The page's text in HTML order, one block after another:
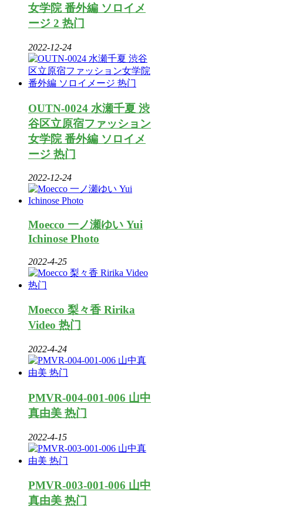
女学院 番外編 ソロイメ
ージ 2 热门
2022-12-24
OUTN-0024 水瀬千夏 渋
谷区立原宿ファッション
女学院 番外編 ソロイメ
ージ 热门
2022-12-24
Moecco 一ノ瀬ゆい Yui
Ichinose Photo
2022-4-25
Moecco 梨々香 Ririka
Video 热门
2022-4-24
PMVR-004-001-006 山中
真由美 热门
2022-4-15
PMVR-003-001-006 山中
真由美 热门